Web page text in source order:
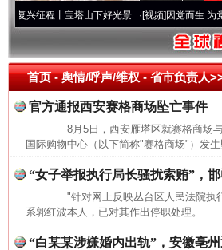
程丨宝塔山下好光景..·[视频]因党而生 为党而战
首页- 舆情/呼声/维权 -省市负责人
官方通报西安赛格商场坠亡事件
8月5日，西安雁塔区就赛格商场
国际购物中心（以下简称"赛格商场"）发
“女子举报执行局长骚扰索贿”，
"针对网上反映丛台区人民法院执
系郭红波本人，已对其作出停职处理
“白某某涉嫌婚内出轨”，安徽亳